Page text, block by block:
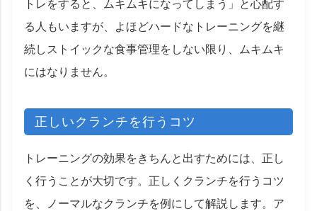
トレをすると、ムキムキになってしまう」と心配す
る人もいますが、よほどハードなトレーニングを継
続しストイックな食事管理をしない限り、ムキムキ
にはなりません。
正しいクランチを行うコツ
トレーニングの効果をきちんと出すためには、正し
く行うことが大切です。正しくクランチを行うコツ
を、ノーマルなクランチを例にして解説します。ア